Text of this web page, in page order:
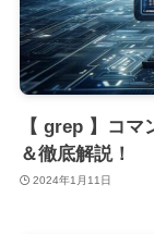
【 grep 】コ
＆徹底解説！
2024年1月11日